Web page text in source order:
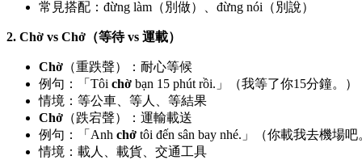
常見搭配：đừng làm（別做）、đừng nói（別說）
2. Chờ vs Chở（等待 vs 運載）
Chờ （重跌聲）：耐心等候
例句：「Tôi chờ bạn 15 phút rồi.」（我等了你15分鐘。）
情境：等公車、等人、等結果
Chở （跌宕聲）：運輸載送
例句：「Anh chở tôi đến sân bay nhé.」（你載我去機場吧
情境：載人、載貨、交通工具